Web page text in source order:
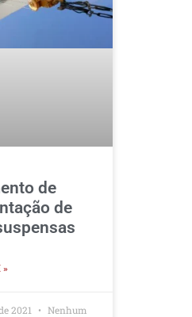
de
de
»
2021
Nenhum